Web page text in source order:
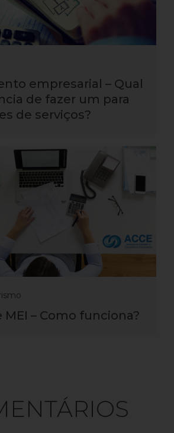
empresarial – Qual
de fazer um para
de serviços?
MEI – Como funciona?